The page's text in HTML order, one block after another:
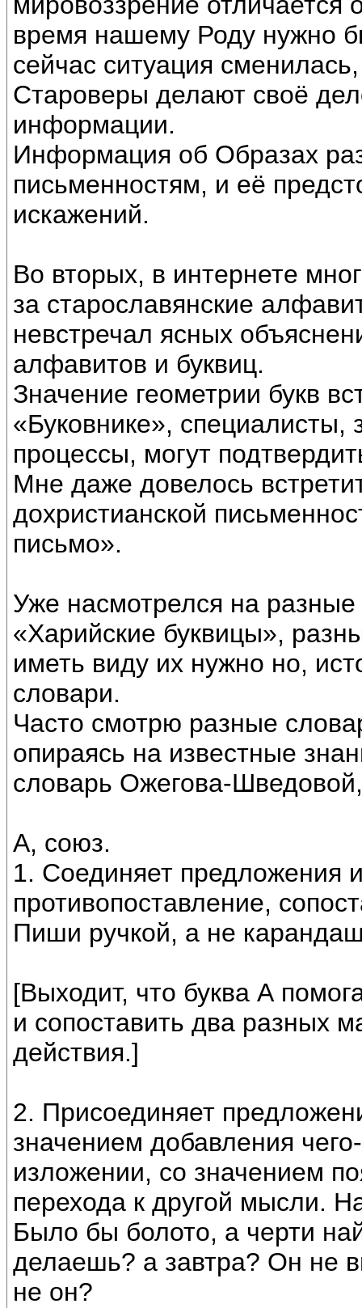
время нашему Роду нужно
сейчас ситуация
Староверы делают своё
информации.
Информация об Образах
письменностям, и её
искажений.
Во вторых, в интернете
за старославянские
невстречал ясных
алфавитов и буквиц.
Значение геометрии букв
«Буковнике», специалисты,
процессы, могут
Мне даже довелось
дохристианской
письмо».
Уже насмотрелся на
«Харийские буквицы»,
иметь виду их нужно но,
словари.
Часто смотрю разные
опираясь на известные
словарь Ожегова-
А, союз.
1. Соединяет предложения
противопоставление,
Пиши ручкой, а не
[Выходит, что буква А
и сопоставить два разных
действия.]
2. Присоединяет
значением добавления
изложении, со значением
перехода к другой мысли.
Было бы болото, а черти
делаешь? а завтра? Он не
не он?